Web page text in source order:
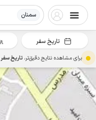
سمنان
تاریخ سفر
برای مشاهده نتایج دقیق‌تر، تاریخ سفر